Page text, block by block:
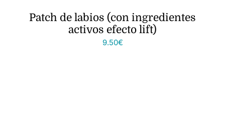
Patch de labios (con ingredientes
activos efecto lift)
9.50€